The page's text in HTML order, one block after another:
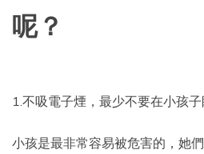
呢？
1.不吸電子煙，最少不要在小孩子
小孩是最非常容易被危害的，她